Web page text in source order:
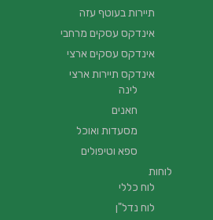
תיירות בעוטף עזה
אינדקס עסקים מרחבי
אינדקס עסקים ארצי
אינדקס תיירות ארצי
לינה
חאנים
מסעדות ואוכל
ספא וטיפולים
לוחות
לוח כללי
לוח נדל"ן